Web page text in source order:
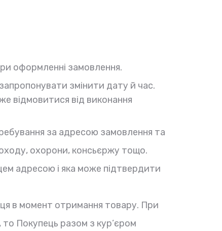
оформленні замовлення.
змінити дату й час.
відмовитися від виконання
за адресою замовлення та
охорони, консьєржу тощо.
адресою і яка може підтвердити
в момент отримання товару. При
Покупець разом з кур’єром